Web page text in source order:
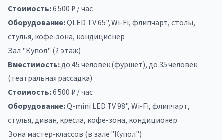
Стоимость:6 500 ₽ / час
Оборудование:QLED TV 65", Wi-Fi, флипчарт, столы,
стулья, кофе-зона, кондиционер
Зал "Купол" (2 этаж)
Вместимость:до 45 человек (фуршет), до 35 человек
(театральная рассадка)
Стоимость:6 500 ₽ / час
Оборудование:Q-mini LED TV 98", Wi-Fi, флипчарт,
стулья, диван, кресла, кофе-зона, кондиционер
Зона мастер-классов (в зале "Купол")